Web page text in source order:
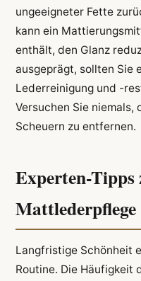
ungeeigneter Fette
kann ein
enthält, den Glanz
ausgeprägt, sollten Sie
Lederreinigung und -
Versuchen Sie niemals,
Scheuern zu entfernen.
Experten-
Mattlederpflege
Langfristige Schönheit
Routine. Die Häufigkeit